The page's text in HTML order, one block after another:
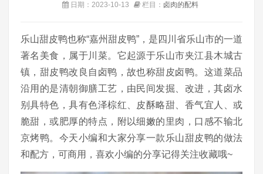
日期：2023-10-13 栏目： 卤肉的配料
乐山甜皮鸭也称“嘉州甜皮鸭”，是四川省乐山市的一道
著名美食，属于川菜。它起源于乐山市夹江县木城古
镇，甜皮鸭改良自卤鸭，故也称甜皮卤鸭。这道菜品
沿用的是清朝御膳工艺，由民间发掘、改进，其卤水
别具特色，具有色泽棕红、皮酥略甜、香气宜人、或
脆甜，或肥厚的特点，附以细嫩的里肉，口感不输北
京烤鸭。今天小编和大家分享一款乐山甜皮鸭的做法
和配方，可商用，喜欢小编的分享记得关注收藏哦~